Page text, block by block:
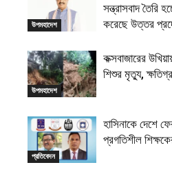
উপমহাদেশ
সন্ত্রাসবাদ তৈরি
করেছে উত্তর
উপমহাদেশ
কক্সবাজারের
শিশুর মৃত্যু,
প্রতিবেদন
হাসিনাকে দেশে
প্রগতিশীল